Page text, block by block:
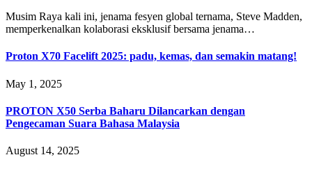
Musim Raya kali ini, jenama fesyen global ternama, Steve Madden,
memperkenalkan kolaborasi eksklusif bersama jenama…
Proton X70 Facelift 2025: padu, kemas, dan semakin matang!
May 1, 2025
PROTON X50 Serba Baharu Dilancarkan dengan
Pengecaman Suara Bahasa Malaysia
August 14, 2025